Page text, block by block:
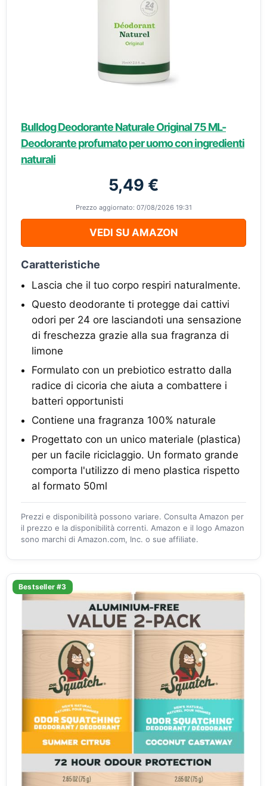
Bulldog Deodorante Naturale Original 75 ML-
Deodorante profumato per uomo con ingredienti
naturali
5,49 €
Prezzo aggiornato: 07/08/2026 19:31
VEDI SU AMAZON
Caratteristiche
Lascia che il tuo corpo respiri naturalmente.
Questo deodorante ti protegge dai cattivi
odori per 24 ore lasciandoti una sensazione
di freschezza grazie alla sua fragranza di
limone
Formulato con un prebiotico estratto dalla
radice di cicoria che aiuta a combattere i
batteri opportunisti
Contiene una fragranza 100% naturale
Progettato con un unico materiale (plastica)
per un facile riciclaggio. Un formato grande
comporta l'utilizzo di meno plastica rispetto
al formato 50ml
Prezzi e disponibilità possono variare. Consulta Amazon per
il prezzo e la disponibilità correnti. Amazon e il logo Amazon
sono marchi di Amazon.com, Inc. o sue affiliate.
Bestseller #3